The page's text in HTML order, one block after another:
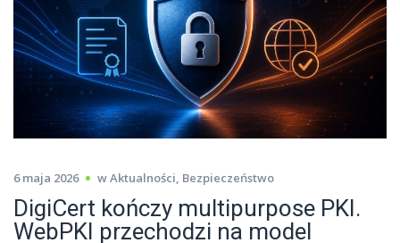
6 maja 2026 wAktualności, Bezpieczeństwo
DigiCert kończy multipurpose PKI.
WebPKI przechodzi na model